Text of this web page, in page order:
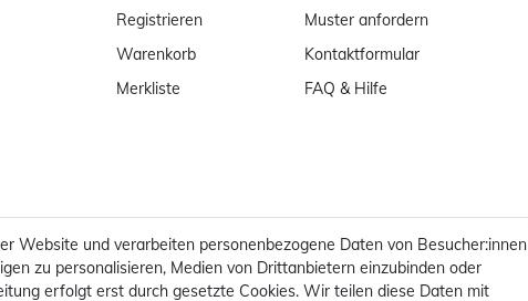
Registrieren
Warenkorb
Merkliste
Muster anfordern
Kontaktformular
FAQ & Hilfe
Website und verarbeiten personenbezogene Daten von Besucher:innen
zu personalisieren, Medien von Drittanbietern einzubinden oder
erfolgt erst durch gesetzte Cookies. Wir teilen diese Daten mit